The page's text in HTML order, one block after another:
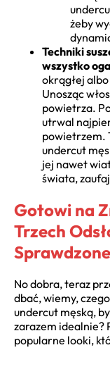
żeby
Techniki
wszystko
okrągłej
Unosząc
powietrza.
utrwal
powietrzem.
undercut
jej nawet
świata,
Gotowi na
Trzech
No dobra, teraz
dbać, wiemy,
undercut męską,
zarazem idealnie?
popularne looki,